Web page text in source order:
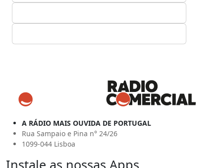
A RÁDIO MAIS OUVIDA DE PORTUGAL
Rua Sampaio e Pina n° 24/26
1099-044 Lisboa
Instale as nossas Apps